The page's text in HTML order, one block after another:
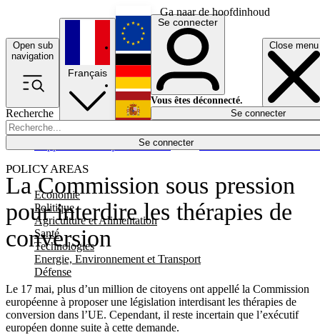
Ga naar de hoofdinhoud
Open sub
navigation
Close menu
Recherche
Se connecter
POLICY AREAS
Economie
Politique
Agriculture et Alimentation
Santé
Technologies
Energie, Environnement et Transport
Défense
Économie
Français
English
Deutsch
Español
Se connecter
Vous êtes déconnecté.
Se connecter
La Commission sous pression
pour interdire les thérapies de
conversion
Le 17 mai, plus d’un million de citoyens ont appellé la Commission
européenne à proposer une législation interdisant les thérapies de
conversion dans l’UE. Cependant, il reste incertain que l’exécutif
européen donne suite à cette demande.